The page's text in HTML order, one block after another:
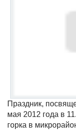
Праздник,
мая 2012 года в
горка в